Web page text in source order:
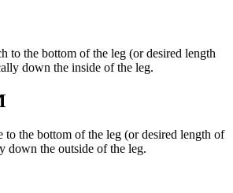
to the bottom of the leg (or desired length
down the inside of the leg.
to the bottom of the leg (or desired length of
down the outside of the leg.